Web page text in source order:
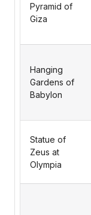
Pyramid of
Giza
Hanging
Gardens of
Babylon
Statue of
Zeus at
Olympia